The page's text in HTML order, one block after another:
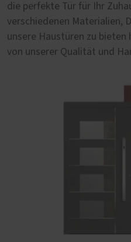
die perfekte Tür für Ihr
verschiedenen Materialien,
unsere Haustüren zu bieten
von unserer Qualität und